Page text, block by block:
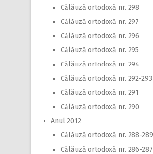
Călăuză ortodoxă nr. 298
Călăuză ortodoxă nr. 297
Călăuză ortodoxă nr. 296
Călăuză ortodoxă nr. 295
Călăuză ortodoxă nr. 294
Călăuză ortodoxă nr. 292-293
Călăuză ortodoxă nr. 291
Călăuză ortodoxă nr. 290
Anul 2012
Călăuză ortodoxă nr. 288-289
Călăuză ortodoxă nr. 286-287